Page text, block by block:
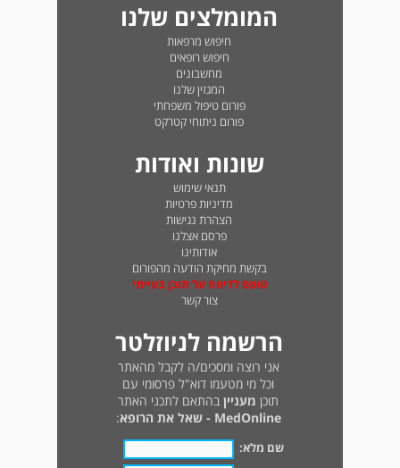
המומלצים שלנו
חיפוש מרפאות
חיפוש רופאים
מחשבונים
המגזין שלנו
פורום טיפול משפחתי
פורום ניתוחי קטרקט
שונות ואודות
תנאי שימוש
מדיניות פרטיות
הצהרת נגישות
פרסם אצלנו
אודותינו
בקשת מחיקת הודעה מהפורום
טופס לדיווח על תוכן בעייתי
צור קשר
הרשמה לניוזלטר
אני רוצה ומסכים/ה לקבל מהאתר
וכל מי מטעמו דוא"ל פרסומי עם
תוכן מעניין בהתאם לתכני האתר
MedOnline - שאל את הרופא
:
שם מלא: